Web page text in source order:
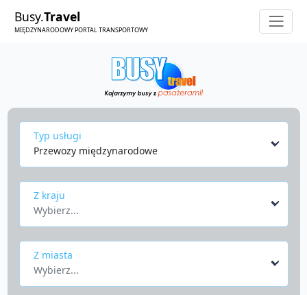
Busy.Travel
MIĘDZYNARODOWY PORTAL TRANSPORTOWY
Typ usługi
Przewozy międzynarodowe
Z kraju
Wybierz...
Z miasta
Wybierz...